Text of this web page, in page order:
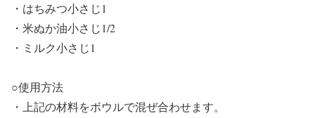
・はちみつ小さじ1
・米ぬか油小さじ1/2
・ミルク小さじ1
○使用方法
・上記の材料をボウルで混ぜ合わせます。